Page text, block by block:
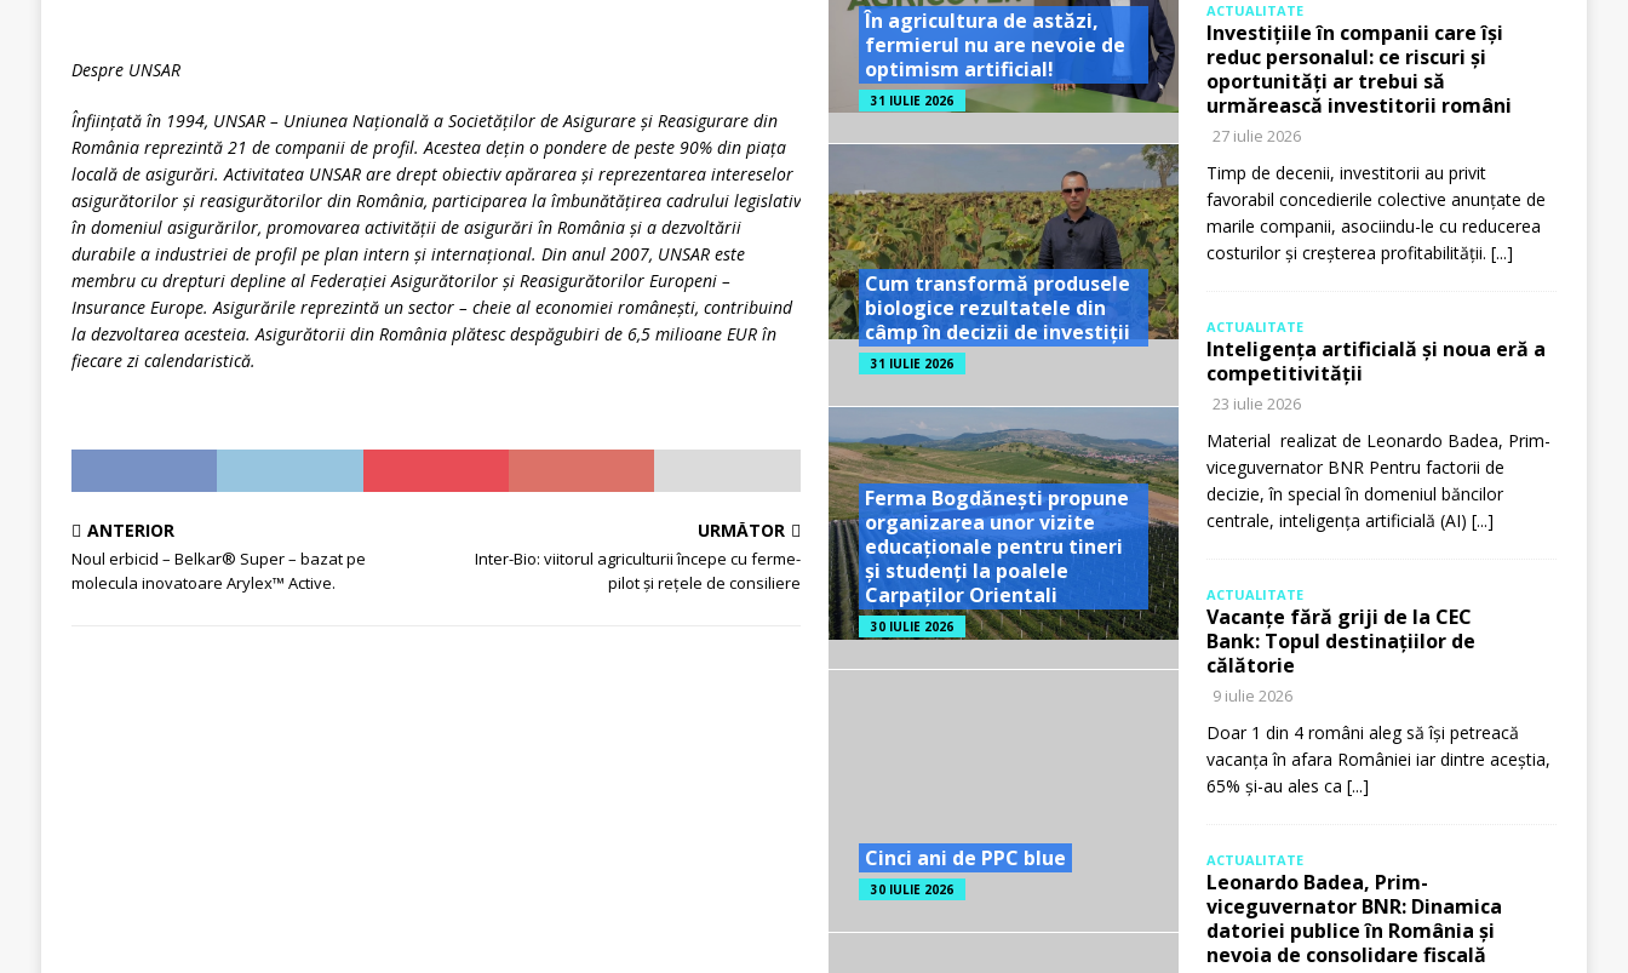
Despre UNSAR
Înființată în 1994, UNSAR – Uniunea Națională a Societăților de Asigurare și Reasigurare din
România reprezintă 21 de companii de profil. Acestea dețin o pondere de peste 90% din piața
locală de asigurări. Activitatea UNSAR are drept obiectiv apărarea și reprezentarea intereselor
asigurătorilor și reasigurătorilor din România, participarea la îmbunătățirea cadrului legislativ
în domeniul asigurărilor, promovarea activității de asigurări în România și a dezvoltării
durabile a industriei de profil pe plan intern și internațional. Din anul 2007, UNSAR este
membru cu drepturi depline al Federației Asigurătorilor și Reasigurătorilor Europeni –
Insurance Europe. Asigurările reprezintă un sector – cheie al economiei românești, contribuind
la dezvoltarea acesteia. Asigurătorii din România plătesc despăgubiri de 6,5 milioane EUR în
fiecare zi calendaristică.
ANTERIOR
Noul erbicid – Belkar® Super – bazat pe
molecula inovatoare Arylex™ Active.
URMĂTOR
Inter-Bio: viitorul agriculturii începe cu ferme-
pilot și rețele de consiliere
În agricultura de astăzi,
fermierul nu are nevoie de
optimism artificial!
31 IULIE 2026
Cum transformă produsele
biologice rezultatele din
câmp în decizii de investiții
31 IULIE 2026
Ferma Bogdănești propune
organizarea unor vizite
educaționale pentru tineri
și studenți la poalele
Carpaților Orientali
30 IULIE 2026
Cinci ani de PPC blue
30 IULIE 2026
ACTUALITATE
Investițiile în companii care își
reduc personalul: ce riscuri și
oportunități ar trebui să
urmărească investitorii români
27 iulie 2026
Timp de decenii, investitorii au privit
favorabil concedierile colective anunțate de
marile companii, asociindu-le cu reducerea
costurilor și creșterea profitabilității. [...]
ACTUALITATE
Inteligența artificială și noua eră a
competitivității
23 iulie 2026
Material realizat de Leonardo Badea, Prim-
viceguvernator BNR Pentru factorii de
decizie, în special în domeniul băncilor
centrale, inteligența artificială (AI) [...]
ACTUALITATE
Vacanțe fără griji de la CEC
Bank: Topul destinațiilor de
călătorie
9 iulie 2026
Doar 1 din 4 români aleg să își petreacă
vacanța în afara României iar dintre aceștia,
65% și-au ales ca [...]
ACTUALITATE
Leonardo Badea, Prim-
viceguvernator BNR: Dinamica
datoriei publice în România și
nevoia de consolidare fiscală